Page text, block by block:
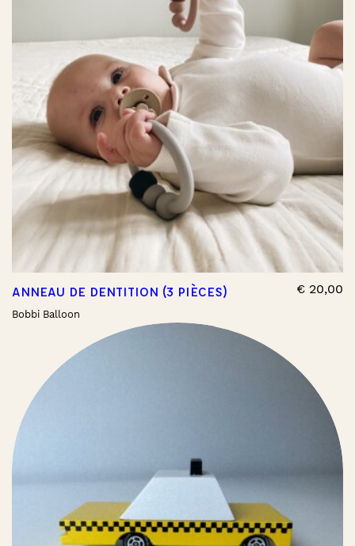
ANNEAU DE DENTITION (3 PIÈCES)
Bobbi Balloon
€ 20,00